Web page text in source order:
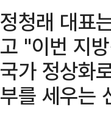
정청래 대표
고 "이번 지
국가 정상화
부를 세우는